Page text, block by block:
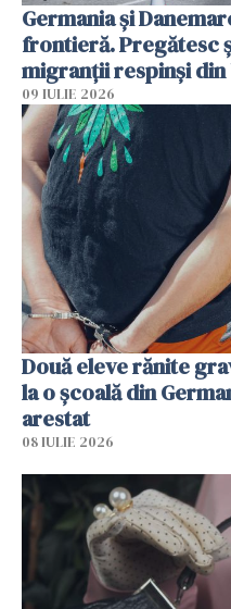
Germania și
frontieră. Pregătesc
migranții respinși din
09 IULIE 2026
Două eleve rănite
la o școală din
arestat
08 IULIE 2026